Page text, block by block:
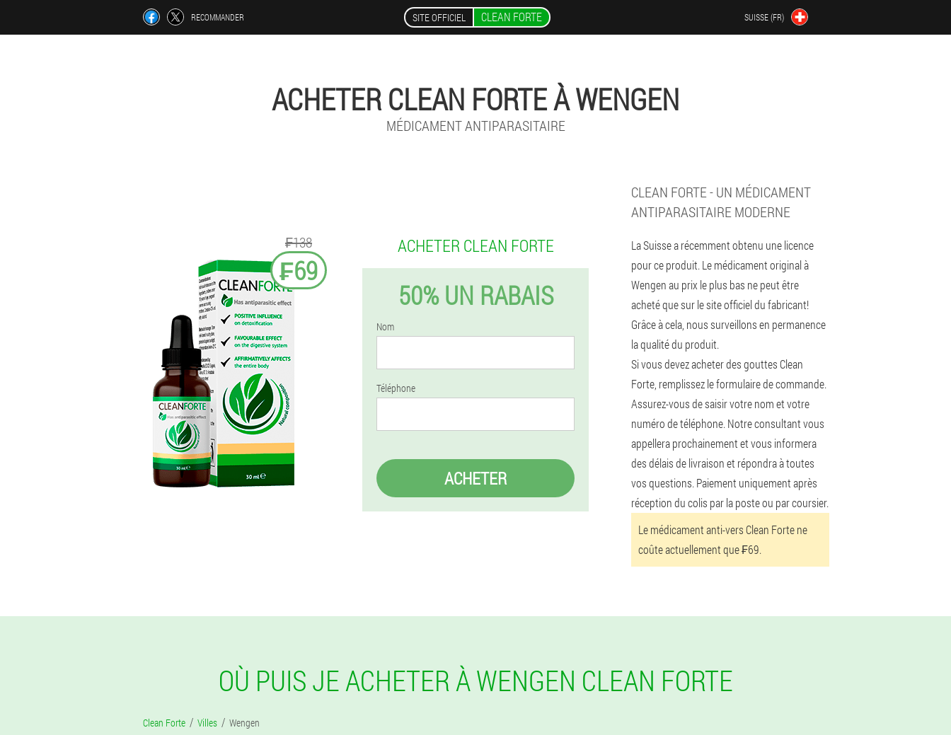
RECOMMANDER SITE OFFICIEL CLEAN FORTE SUISSE (FR)
ACHETER CLEAN FORTE À WENGEN
MÉDICAMENT ANTIPARASITAIRE
₣138
₣69
ACHETER CLEAN FORTE
50% UN RABAIS
Nom
Téléphone
ACHETER
CLEAN FORTE - UN MÉDICAMENT
ANTIPARASITAIRE MODERNE
La Suisse a récemment obtenu une licence
pour ce produit. Le médicament original à
Wengen au prix le plus bas ne peut être
acheté que sur le site officiel du fabricant!
Grâce à cela, nous surveillons en permanence
la qualité du produit.
Si vous devez acheter des gouttes Clean
Forte, remplissez le formulaire de commande.
Assurez-vous de saisir votre nom et votre
numéro de téléphone. Notre consultant vous
appellera prochainement et vous informera
des délais de livraison et répondra à toutes
vos questions. Paiement uniquement après
réception du colis par la poste ou par coursier.
Le médicament anti-vers Clean Forte ne
coûte actuellement que ₣69.
OÙ PUIS JE ACHETER À WENGEN CLEAN FORTE
Clean Forte Villes Wengen